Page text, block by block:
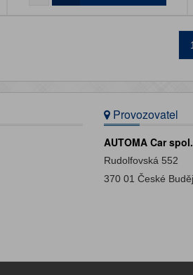
Provozovatel
AUTOMA Car
Rudolfovská 552
370 01 České